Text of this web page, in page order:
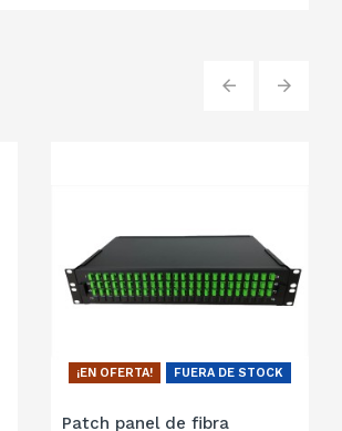
¡EN OFERTA! FUERA DE STOCK
Patch panel de fibra